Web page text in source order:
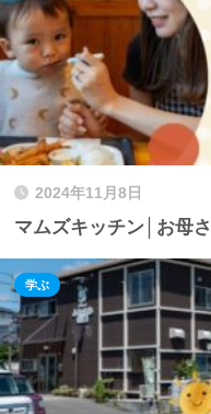
2024年11月8日
マムズキッチン│お母
学ぶ